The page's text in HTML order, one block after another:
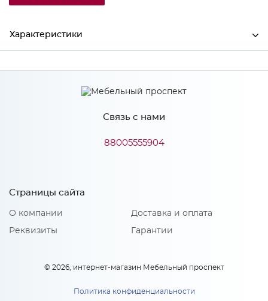
Характеристики
Глубина 16
Сурская мебель
Бетон
Количество упаковок: 1
Связь с нами
88005555904
Страницы сайта
О компании
Реквизиты
Доставка и оплата
Гарантии
© 2026, интернет-магазин Мебельный проспект
Политика конфиденциальности